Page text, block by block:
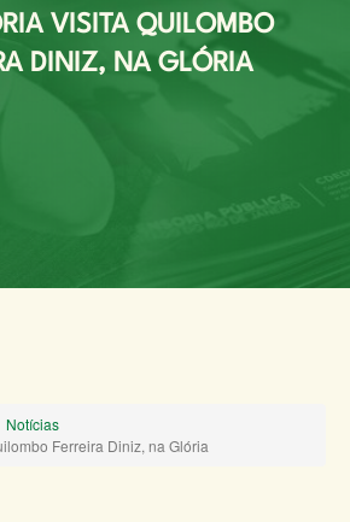
VISITA QUILOMBO
DINIZ, NA GLÓRIA
Notícias
Ferreira Diniz, na Glória